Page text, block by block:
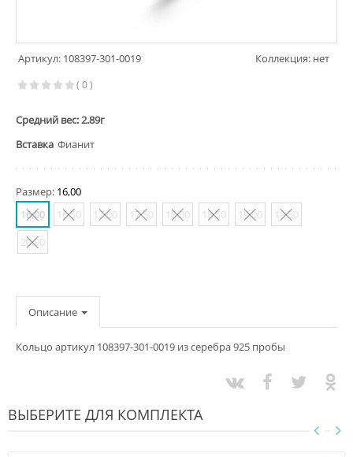
Артикул: 108397-301-0019 Коллекция: нет
( 0 )
Средний вес: 2.89г
Вставка Фианит
Размер: 16,00
16,00
16,50 17,00 17,50 18,00 18,50 19,00
19,50
20,00
Описание
Кольцо артикул 108397-301-0019 из серебра 925 пробы
ВЫБЕРИТЕ ДЛЯ КОМПЛЕКТА